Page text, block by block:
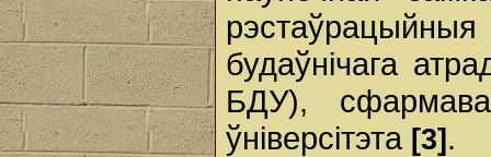
будаўнічага
БДУ),
ўніверсітэта [3] .